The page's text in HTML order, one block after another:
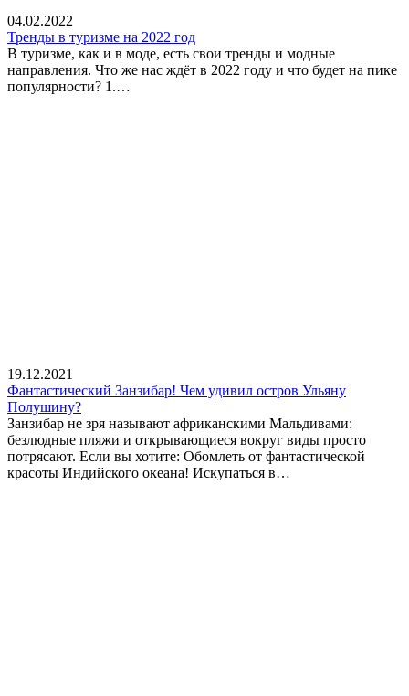
04.02.2022
Тренды в туризме на 2022 год
В туризме, как и в моде, есть свои тренды и модные
направления. Что же нас ждёт в 2022 году и что будет на пике
популярности? 1.…
19.12.2021
Фантастический Занзибар! Чем удивил остров Ульяну
Полушину?
Занзибар не зря называют африканскими Мальдивами:
безлюдные пляжи и открывающиеся вокруг виды просто
потрясают. Если вы хотите: Обомлеть от фантастической
красоты Индийского океана! Искупаться в…